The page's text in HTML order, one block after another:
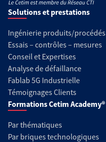
Solutions et prestations
Ingénierie produits/procédés
Essais – contrôles – mesures
Conseil et Expertises
Analyse de défaillance
Fablab 5G Industrielle
Témoignages Clients
Formations Cetim Academy®
Par thématiques
Par briques technologiques